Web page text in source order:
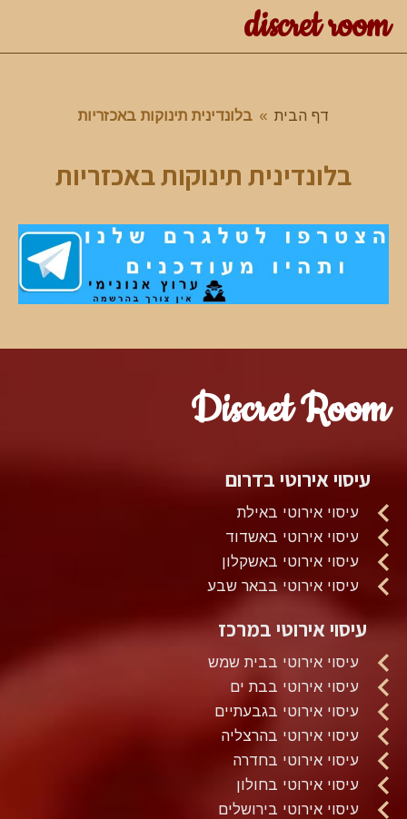
discret room
דף הבית » בלונדינית תינוקות באכזריות
בלונדינית תינוקות באכזריות
Discret Room
עיסוי אירוטי בדרום
עיסוי אירוטי באילת
עיסוי אירוטי באשדוד
עיסוי אירוטי באשקלון
עיסוי אירוטי בבאר שבע
עיסוי אירוטי במרכז
עיסוי אירוטי בבית שמש
עיסוי אירוטי בבת ים
עיסוי אירוטי בגבעתיים
עיסוי אירוטי בהרצליה
עיסוי אירוטי בחדרה
עיסוי אירוטי בחולון
עיסוי אירוטי בירושלים